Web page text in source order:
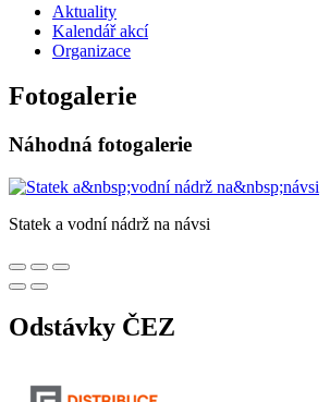
Aktuality
Kalendář akcí
Organizace
Fotogalerie
Náhodná fotogalerie
Statek a vodní nádrž na návsi
Odstávky ČEZ